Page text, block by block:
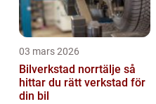
03 mars 2026
Bilverkstad norrtälje så
hittar du rätt verkstad för
din bil